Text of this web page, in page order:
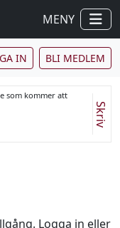
MENY
IN BLI MEDLEM
som kommer att
Skriv
Logga in eller